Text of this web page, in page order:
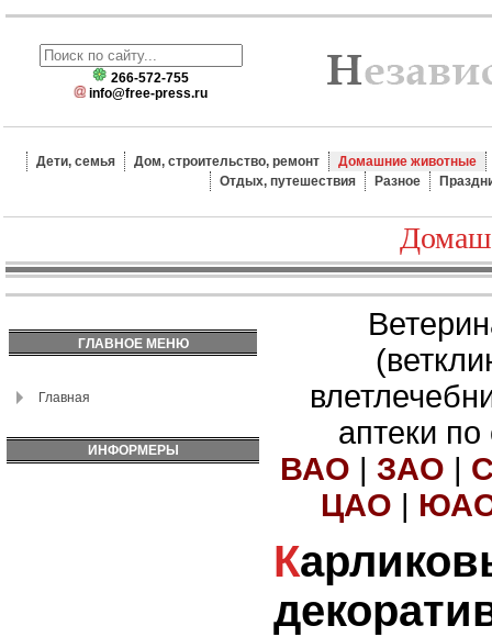
266-572-755
info@free-press.ru
Дети, семья Дом, строительство, ремонт
Домашние животные
Отдых, путешествия
Разное
ГЛАВНОЕ МЕНЮ
Главная
ИНФОРМЕРЫ
аптеки
ВАО | ЗАО |
ЦАО |
Карликовые